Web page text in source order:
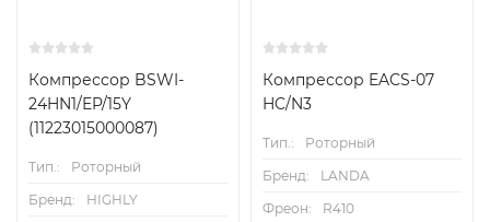
Компрессор BSWI-
24HN1/EP/15Y
(11223015000087)
Тип.:
Роторный
Бренд:
HIGHLY
Компрессор EACS-07
HC/N3
Тип.:
Роторный
Бренд:
LANDA
Фреон:
R410